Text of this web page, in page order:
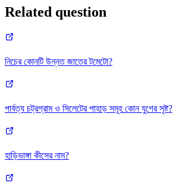
Related question
নিচের কোনটি উন্নত জাতের টমেটো?
পার্বত্য চট্রগ্রাম ও সিলেটের পাহাড় সমূহ কোন যুগের সৃষ্ট?
হাড়িভাঙ্গা কীসের নাম?